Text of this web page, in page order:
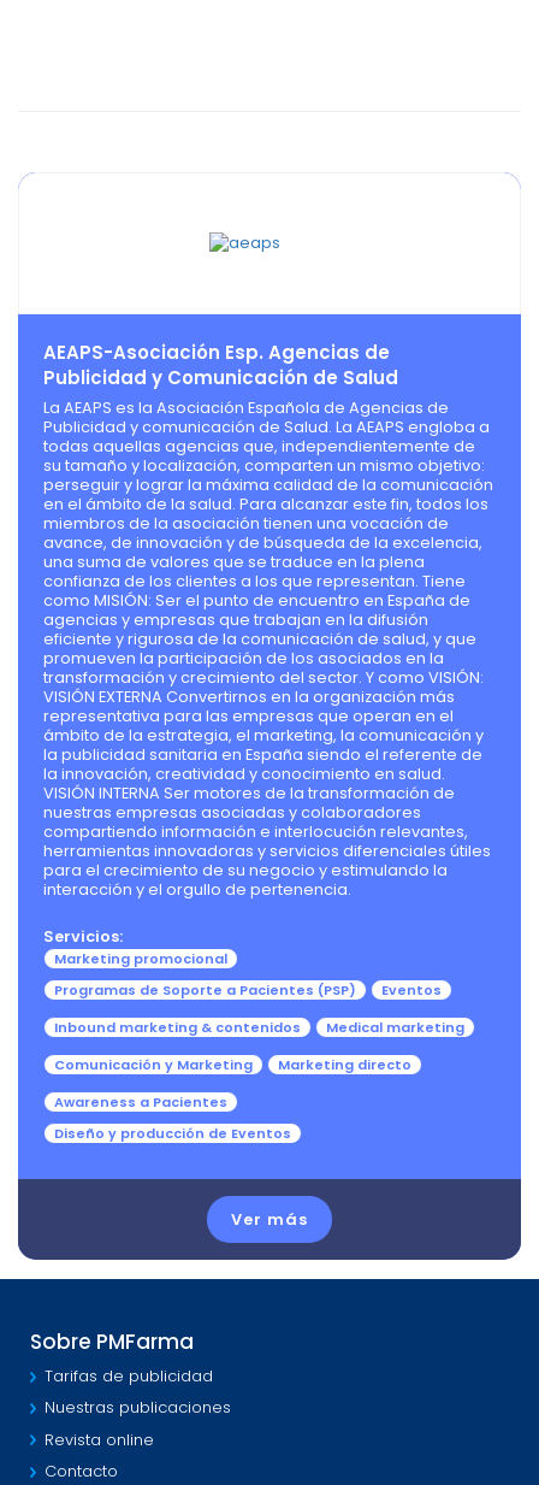
AEAPS-Asociación Esp. Agencias de
Publicidad y Comunicación de Salud
La AEAPS es la Asociación Española de Agencias de
Publicidad y comunicación de Salud. La AEAPS engloba a
todas aquellas agencias que, independientemente de
su tamaño y localización, comparten un mismo objetivo:
perseguir y lograr la máxima calidad de la comunicación
en el ámbito de la salud. Para alcanzar este fin, todos los
miembros de la asociación tienen una vocación de
avance, de innovación y de búsqueda de la excelencia,
una suma de valores que se traduce en la plena
confianza de los clientes a los que representan. Tiene
como MISIÓN: Ser el punto de encuentro en España de
agencias y empresas que trabajan en la difusión
eficiente y rigurosa de la comunicación de salud, y que
promueven la participación de los asociados en la
transformación y crecimiento del sector. Y como VISIÓN:
VISIÓN EXTERNA Convertirnos en la organización más
representativa para las empresas que operan en el
ámbito de la estrategia, el marketing, la comunicación y
la publicidad sanitaria en España siendo el referente de
la innovación, creatividad y conocimiento en salud.
VISIÓN INTERNA Ser motores de la transformación de
nuestras empresas asociadas y colaboradores
compartiendo información e interlocución relevantes,
herramientas innovadoras y servicios diferenciales útiles
para el crecimiento de su negocio y estimulando la
interacción y el orgullo de pertenencia.
Servicios:
Marketing promocional
Programas de Soporte a Pacientes (PSP)
Eventos
Inbound marketing & contenidos
Medical marketing
Comunicación y Marketing
Marketing directo
Awareness a Pacientes
Diseño y producción de Eventos
Ver más
Sobre PMFarma
Tarifas de publicidad
Nuestras publicaciones
Revista online
Contacto